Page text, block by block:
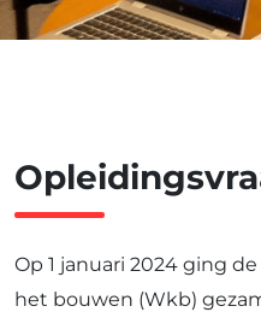
Op 1 januari 2024 ging
het bouwen (Wkb)